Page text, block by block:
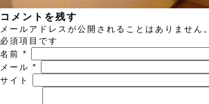
コメントを残す
メールアドレスが公開されることはありません。
必須項目です
名前 *
メール *
サイト